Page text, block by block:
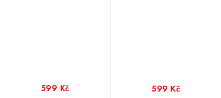
599 Kč 599 Kč